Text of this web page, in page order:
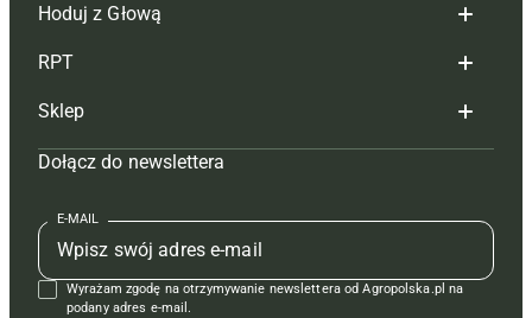
Redakcja
Reklama
Tagi
Mapa serwisu
Kontakt
Regulamin
Polityka prywatności
Hoduj z Głową
Hoduj z głową bydło
Hoduj z głową świnie
Prenumerata
Redakcja
Kontakt
Reklama
RPT
Redakcja
Prenumerata
Reklama
Kontakt
Krzyżówki
Sklep
Czasopisma i prenumerata
Książki
Regulamin
Dołącz do newslettera
E-MAIL
Wyrażam zgodę na otrzymywanie newslettera od Agropolska.pl na
podany adres e-mail.